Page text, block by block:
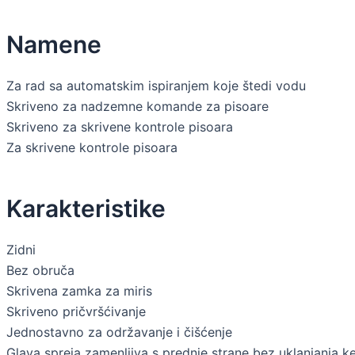
Namene
Za rad sa automatskim ispiranjem koje štedi vodu
Skriveno za nadzemne komande za pisoare
Skriveno za skrivene kontrole pisoara
Za skrivene kontrole pisoara
Karakteristike
Zidni
Bez obruča
Skrivena zamka za miris
Skriveno pričvršćivanje
Jednostavno za održavanje i čišćenje